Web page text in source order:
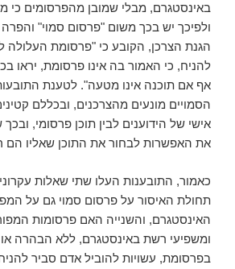
באינסטגרם, מבלי שמובן מהפרסומים כי
הגנת הצרכן, הקובע כי "פרסומת העלולה
להניח, כי האמור בה אינו פרסומת, יראו
אף אם תוכנה אינו מטעה". לטענת
הסמויים מונעים מהצרכנים, ובכללם
אישי של הידוענים לבין תוכן פרסומי,
את האפשרות לבחור את התוכן שאליו הם
כאמור, התובענות העלו שתי שאלות
תחולת האיסור על פרסום סמוי גם על
האינסטגרם, והשנייה האם פרסומות
ומשפיעי רשת באינסטגרם, ללא הבהרה או
בפרסומת, עשויות להוביל אדם סביר